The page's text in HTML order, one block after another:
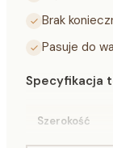
Brak
Pasuje do
Specyfikacja
Szerokość